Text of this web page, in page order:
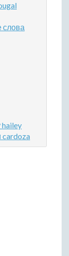
слова
hailey
cardoza